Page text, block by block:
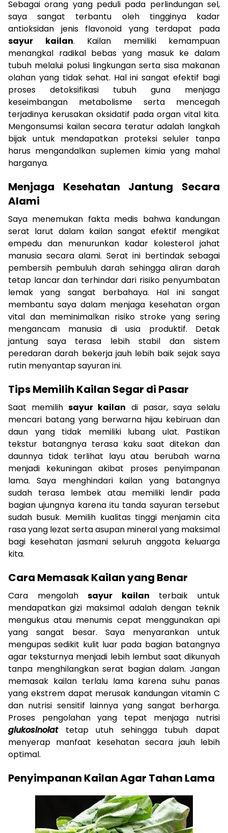
Sebagai orang yang peduli pada perlindungan sel,
saya sangat terbantu oleh tingginya kadar
antioksidan jenis flavonoid yang terdapat pada
sayur kailan. Kailan memiliki kemampuan
menangkal radikal bebas yang masuk ke dalam
tubuh melalui polusi lingkungan serta sisa makanan
olahan yang tidak sehat. Hal ini sangat efektif bagi
proses detoksifikasi tubuh guna menjaga
keseimbangan metabolisme serta mencegah
terjadinya kerusakan oksidatif pada organ vital kita.
Mengonsumsi kailan secara teratur adalah langkah
bijak untuk mendapatkan proteksi seluler tanpa
harus mengandalkan suplemen kimia yang mahal
harganya.
Menjaga Kesehatan Jantung Secara
Alami
Saya menemukan fakta medis bahwa kandungan
serat larut dalam kailan sangat efektif mengikat
empedu dan menurunkan kadar kolesterol jahat
manusia secara alami. Serat ini bertindak sebagai
pembersih pembuluh darah sehingga aliran darah
tetap lancar dan terhindar dari risiko penyumbatan
lemak yang sangat berbahaya. Hal ini sangat
membantu saya dalam menjaga kesehatan organ
vital dan meminimalkan risiko stroke yang sering
mengancam manusia di usia produktif. Detak
jantung saya terasa lebih stabil dan sistem
peredaran darah bekerja jauh lebih baik sejak saya
rutin menyantap sayuran ini.
Tips Memilih Kailan Segar di Pasar
Saat memilihsayur kailan di pasar, saya selalu
mencari batang yang berwarna hijau kebiruan dan
daun yang tidak memiliki lubang ulat. Pastikan
tekstur batangnya terasa kaku saat ditekan dan
daunnya tidak terlihat layu atau berubah warna
menjadi kekuningan akibat proses penyimpanan
lama. Saya menghindari kailan yang batangnya
sudah terasa lembek atau memiliki lendir pada
bagian ujungnya karena itu tanda sayuran tersebut
sudah busuk. Memilih kualitas tinggi menjamin cita
rasa yang lezat serta asupan mineral yang maksimal
bagi kesehatan jasmani seluruh anggota keluarga
kita.
Cara Memasak Kailan yang Benar
Cara mengolahsayur kailan terbaik untuk
mendapatkan gizi maksimal adalah dengan teknik
mengukus atau menumis cepat menggunakan api
yang sangat besar. Saya menyarankan untuk
mengupas sedikit kulit luar pada bagian batangnya
agar teksturnya menjadi lebih lembut saat dikunyah
tanpa menghilangkan serat bagian dalam. Jangan
memasak kailan terlalu lama karena suhu panas
yang ekstrem dapat merusak kandungan vitamin C
dan nutrisi sensitif lainnya yang sangat berharga.
Proses pengolahan yang tepat menjaga nutrisi
glukosinolattetap utuh sehingga tubuh dapat
menyerap manfaat kesehatan secara jauh lebih
optimal.
Penyimpanan Kailan Agar Tahan Lama